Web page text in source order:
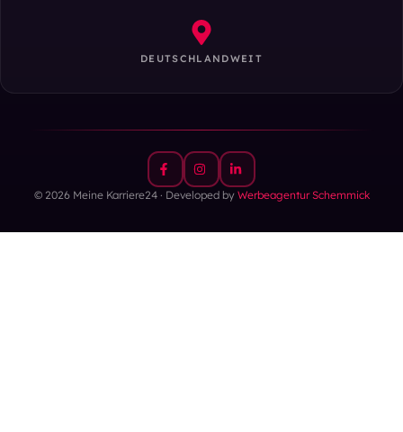
DEUTSCHLANDWEIT
© 2026 Meine Karriere24 · Developed by Werbeagentur Schemmick